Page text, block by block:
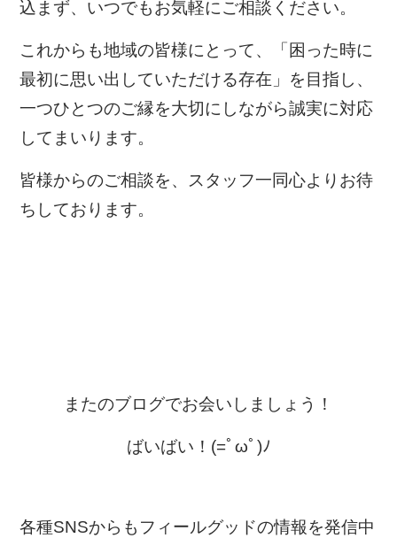
込まず、いつでもお気軽にご相談ください。
これからも地域の皆様にとって、「困った時に
最初に思い出していただける存在」を目指し、
一つひとつのご縁を大切にしながら誠実に対応
してまいります。
皆様からのご相談を、スタッフ一同心よりお待
ちしております。
またのブログでお会いしましょう！
ばいばい！(=ﾟωﾟ)ﾉ
各種SNSからもフィールグッドの情報を発信中